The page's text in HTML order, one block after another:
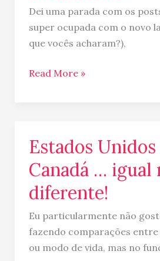
Dei uma parada com os
super ocupada com o novo
que vocês acharam?),
Read More »
Estados
Canadá … igual
diferente!
Eu particularmente não
fazendo comparações entre
ou modo de vida, mas no
Estados
x
Canadá
igual
mas
diferente!